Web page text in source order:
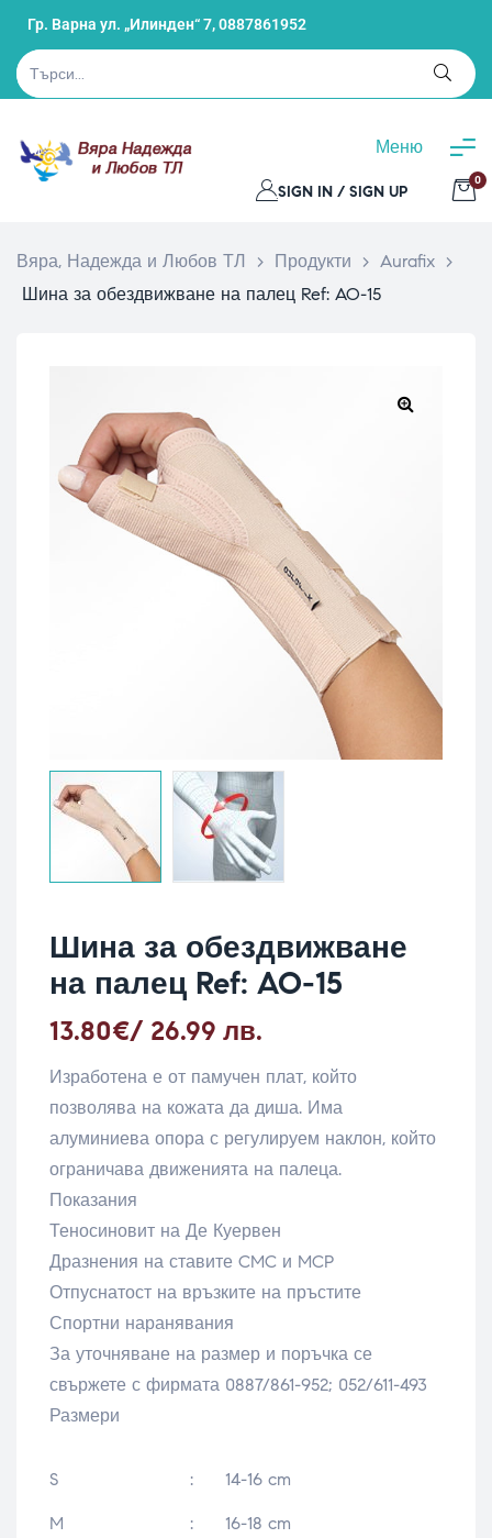
Гр. Варна ул. „Илинден“ 7,0887861952
Меню
SIGN IN / SIGN UP
0
Вяра, Надежда и Любов ТЛ > Продукти > Aurafix >
Шина за обездвижване на палец Ref: AO-15
Шина за обездвижване
на палец Ref: AO-15
13.80€/ 26.99 лв.
Изработена е от памучен плат, който
позволява на кожата да диша. Има
алуминиева опора с регулируем наклон, който
ограничава движенията на палеца.
Показания
Теносиновит на Де Куервен
Дразнения на ставите CMC и MCP
Отпуснатост на връзките на пръстите
Спортни наранявания
За уточняване на размер и поръчка се
свържете с фирмата 0887/861-952; 052/611-493
Размери
S : 14-16 cm
M : 16-18 cm